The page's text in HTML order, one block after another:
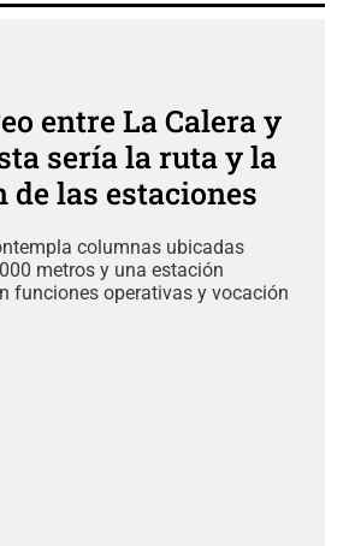
entre La Calera y
sería la ruta y la
de las estaciones
columnas ubicadas
metros y una estación
funciones operativas y vocación